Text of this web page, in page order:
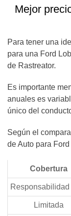
Mejor
Para tener una
para una Ford
de Rastreator.
Es importante
anuales es
único del
Según el
de Auto para
Cobertura
Responsabilidad
Limitada